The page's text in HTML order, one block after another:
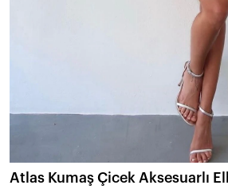
Atlas Kumaş Çicek Aksesuarlı